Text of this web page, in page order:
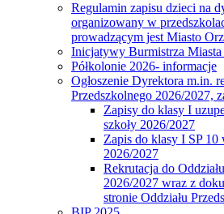
Regulamin zapisu dzieci na
organizowany w
prowadzącym jest Miasto
Inicjatywy Burmistrza Miasta
Półkolonie 2026- informacje
Ogłoszenie Dyrektora m.in.
Przedszkolnego 2026/2027,
Zapisy do klasy I
szkoły 2026/2027
Zapis do klasy I SP
2026/2027
Rekrutacja do
2026/2027 wraz z
stronie Oddziału